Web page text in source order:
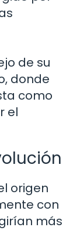
de su
donde
como
el
origen
con
más